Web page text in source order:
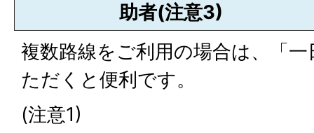
助者(注意3)
複数路線をご利用の場合は、「
ただくと便利です。
(注意1)